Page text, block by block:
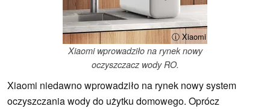
ⓘ Xiaomi
Xiaomi wprowadziło na rynek nowy
oczyszczacz wody RO.
Xiaomi niedawno wprowadziło na rynek nowy system
oczyszczania wody do użytku domowego. Oprócz